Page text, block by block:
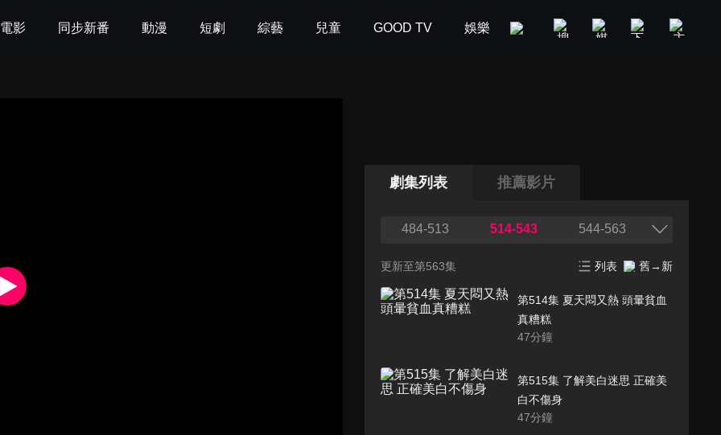
電影 同步新番 動漫 短劇 綜藝 兒童 GOOD TV 娛樂 美食旅遊 新聞政論
劇集列表 推薦影片
484-513 514-543 544-563
更新至第563集 列表 舊→新
第514集 夏天悶又熱 頭暈貧血
真糟糕
47分鐘
第515集 了解美白迷思 正確美
白不傷身
47分鐘